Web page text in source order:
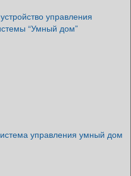
управления
“Умный дом”
управления умный дом